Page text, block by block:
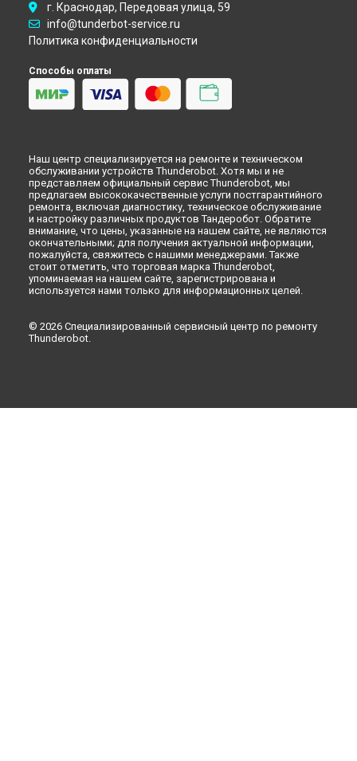
г. Краснодар, Передовая улица, 59
info@tunderbot-service.ru
Политика конфиденциальности
Способы оплаты
Наш центр специализируется на ремонте и техническом
обслуживании устройств Thunderobot. Хотя мы и не
представляем официальный сервис Thunderobot, мы
предлагаем высококачественные услуги постгарантийного
ремонта, включая диагностику, техническое обслуживание
и настройку различных продуктов Тандеробот. Обратите
внимание, что цены, указанные на нашем сайте, не являются
окончательными; для получения актуальной информации,
пожалуйста, свяжитесь с нашими менеджерами. Также
стоит отметить, что торговая марка Thunderobot,
упоминаемая на нашем сайте, зарегистрирована и
используется нами только для информационных целей.
© 2026 Специализированный сервисный центр по ремонту
Thunderobot.